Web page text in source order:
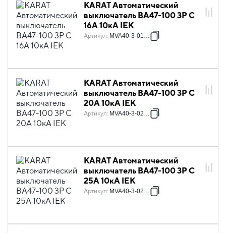
KARAT Автоматический
выключатель ВА47-100 3P C
16А 10кА IEK
Артикул: MVA40-3-016-C
KARAT Автоматический
выключатель ВА47-100 3P C
20А 10кА IEK
Артикул: MVA40-3-020-C
KARAT Автоматический
выключатель ВА47-100 3P C
25А 10кА IEK
Артикул: MVA40-3-025-C